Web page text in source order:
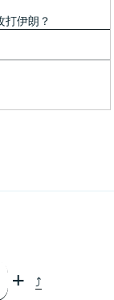
打伊朗？
+ ⤴